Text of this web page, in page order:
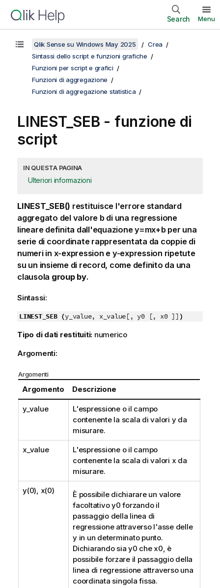
Search Menu
Qlik Sense su Windows May 2025
Crea
Sintassi dello script e funzioni grafiche
Funzioni per script e grafici
Funzioni di aggregazione
Funzioni di aggregazione statistica
LINEST_SEB - funzione di
script
IN QUESTA PAGINA
Ulteriori informazioni
LINEST_SEB() restituisce l'errore standard
aggregato del valore bdi una regressione
lineare definita dall'equazioney=mx+bper una
serie di coordinate rappresentata da coppie di
numeri in x-expression e y-expression ripetute
su un insieme di record, come definito da una
clausola group by.
Sintassi:
LINEST_SEB (y_value, x_value[, y0 [, x0 ]] )
Tipo di dati restituiti: numerico
Argomenti:
Argomenti
Argomento Descrizione
y_value
L'espressione o il campo
contenente la scala di valori yda
misurare.
x_value
L'espressione o il campo
contenente la scala di valori x da
misurare.
y(0), x(0)
È possibile dichiarare un valore
facoltativoy0 forzando il
passaggio della linea di
regressione attraverso l'asse delle
y in un determinato punto.
Dichiarando sia y0 che x0, è
possibile forzare il passaggio della
linea di regressione attraverso una
coordinata singola fissa.